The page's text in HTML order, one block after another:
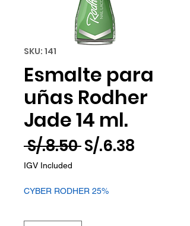
SKU: 141
Esmalte para
uñas Rodher
Jade 14 ml.
S/.8.50 Regular
S/.6.38
IGV Included
CYBER RODHER 25%